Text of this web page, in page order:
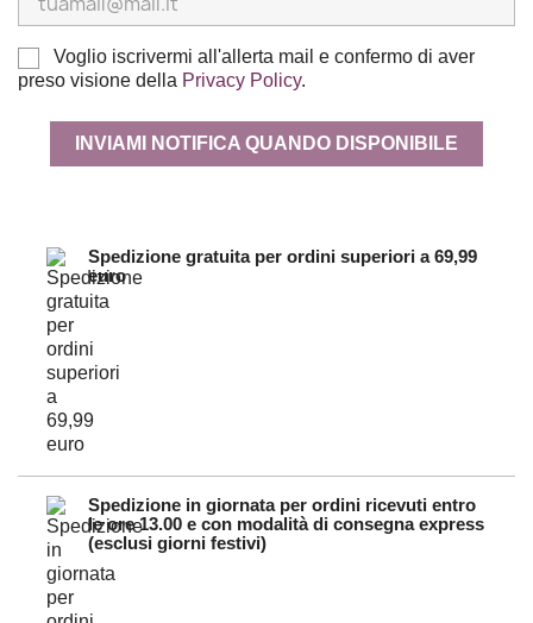
Voglio iscrivermi all'allerta mail e confermo di aver
preso visione della Privacy Policy.
INVIAMI NOTIFICA QUANDO DISPONIBILE
Spedizione gratuita per ordini superiori a 69,99
euro
Spedizione in giornata per ordini ricevuti entro
le ore 13.00 e con modalità di consegna express
(esclusi giorni festivi)